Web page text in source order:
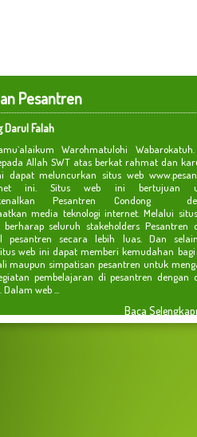
Pesantren
Darul Falah
Warohmatulohi
Allah SWT atas berkat rahmat dan
dapat meluncurkan situs web
ini. Situs web ini bertujuan
Pesantren Condong
media teknologi internet. Melalui
seluruh stakeholders Pesantren
pesantren secara lebih luas. Dan
web ini dapat memberi kemudahan
maupun simpatisan pesantren untuk
pembelajaran di pesantren dengan
web ...
Baca